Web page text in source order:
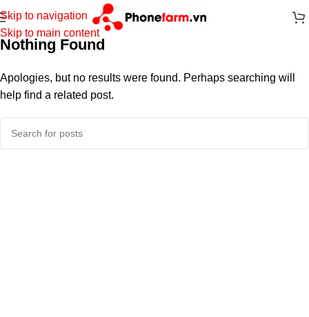
Skip to navigation
Skip to main content
Nothing Found
Apologies, but no results were found. Perhaps searching will
help find a related post.